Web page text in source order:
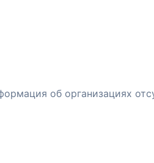
об организациях